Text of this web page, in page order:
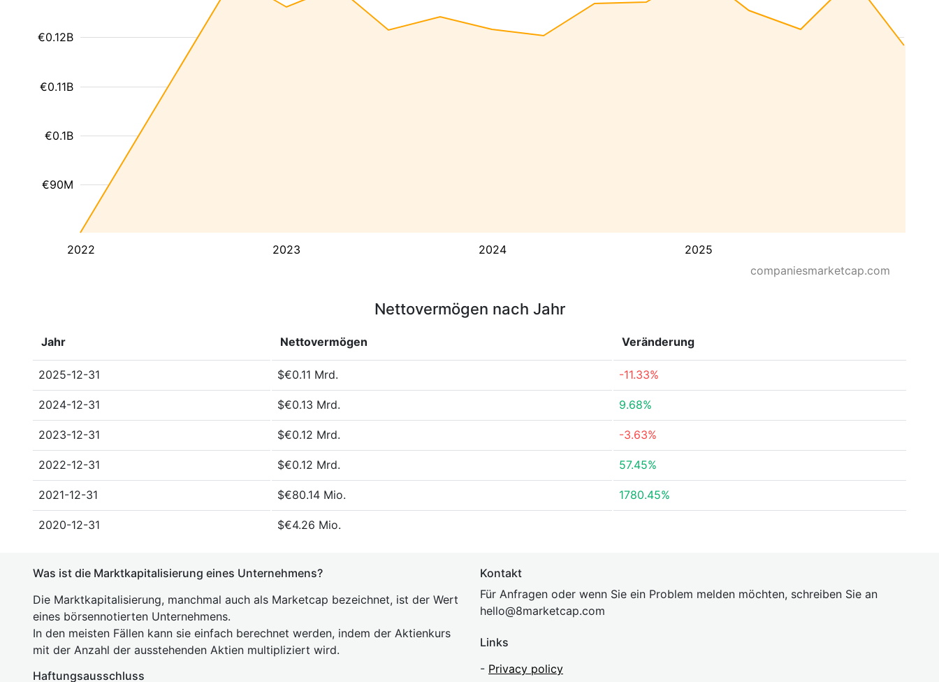
2022 2023 2024 2025
€90M
€0.1B
€0.11B
€0.12B
companiesmarketcap.com
Nettovermögen nach Jahr
Jahr Nettovermögen Veränderung
2025-12-31 $€0.11 Mrd. -11.33%
2024-12-31 $€0.13 Mrd. 9.68%
2023-12-31 $€0.12 Mrd. -3.63%
2022-12-31 $€0.12 Mrd. 57.45%
2021-12-31 $€80.14 Mio. 1780.45%
2020-12-31 $€4.26 Mio.
Was ist die Marktkapitalisierung eines Unternehmens?
Die Marktkapitalisierung, manchmal auch als Marketcap bezeichnet, ist der Wert
eines börsennotierten Unternehmens.
In den meisten Fällen kann sie einfach berechnet werden, indem der Aktienkurs
mit der Anzahl der ausstehenden Aktien multipliziert wird.
Haftungsausschluss
Kontakt
Für Anfragen oder wenn Sie ein Problem melden möchten, schreiben Sie an
hello@8marketcap.com
Links
- Privacy policy